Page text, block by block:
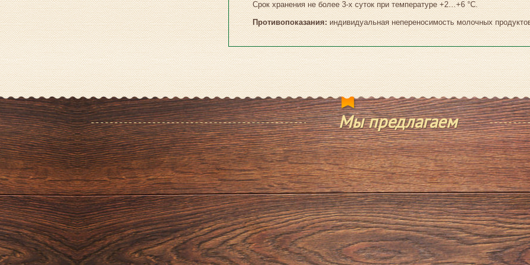
Срок хранения не более 3-х суток при температуре +2…+6 °С.
Противопоказания:индивидуальная непереносимость молочных
Мы предлагаем